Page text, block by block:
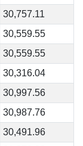
30,757.11
30,559.55
30,559.55
30,316.04
30,997.56
30,987.76
30,491.96